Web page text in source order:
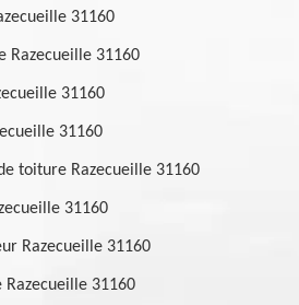
31160
Razecueille 31160
31160
31160
toiture Razecueille 31160
31160
Razecueille 31160
31160